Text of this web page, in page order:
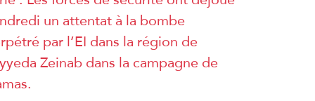
un attentat à la bombe
par l’EI dans la région de
Zeinab dans la campagne de